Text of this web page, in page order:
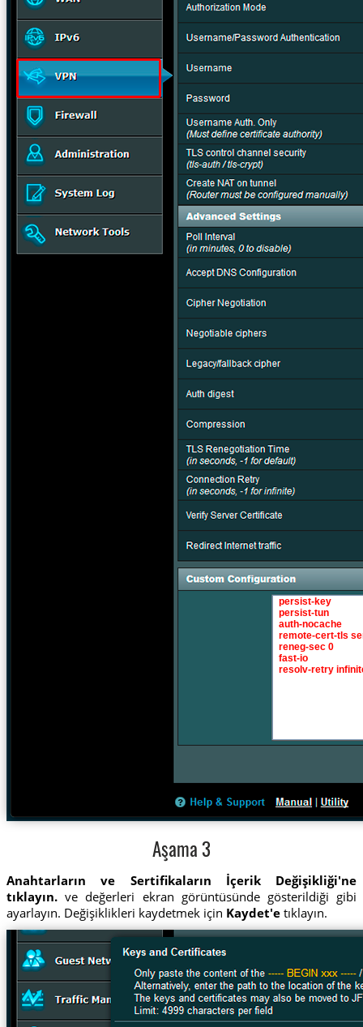
Aşama 3
Anahtarların ve Sertifikaların İçerik Değişikliği'ne
tıklayın.ve değerleri ekran görüntüsünde gösterildiği gibi
ayarlayın. Değişiklikleri kaydetmek için Kaydet'etıklayın.